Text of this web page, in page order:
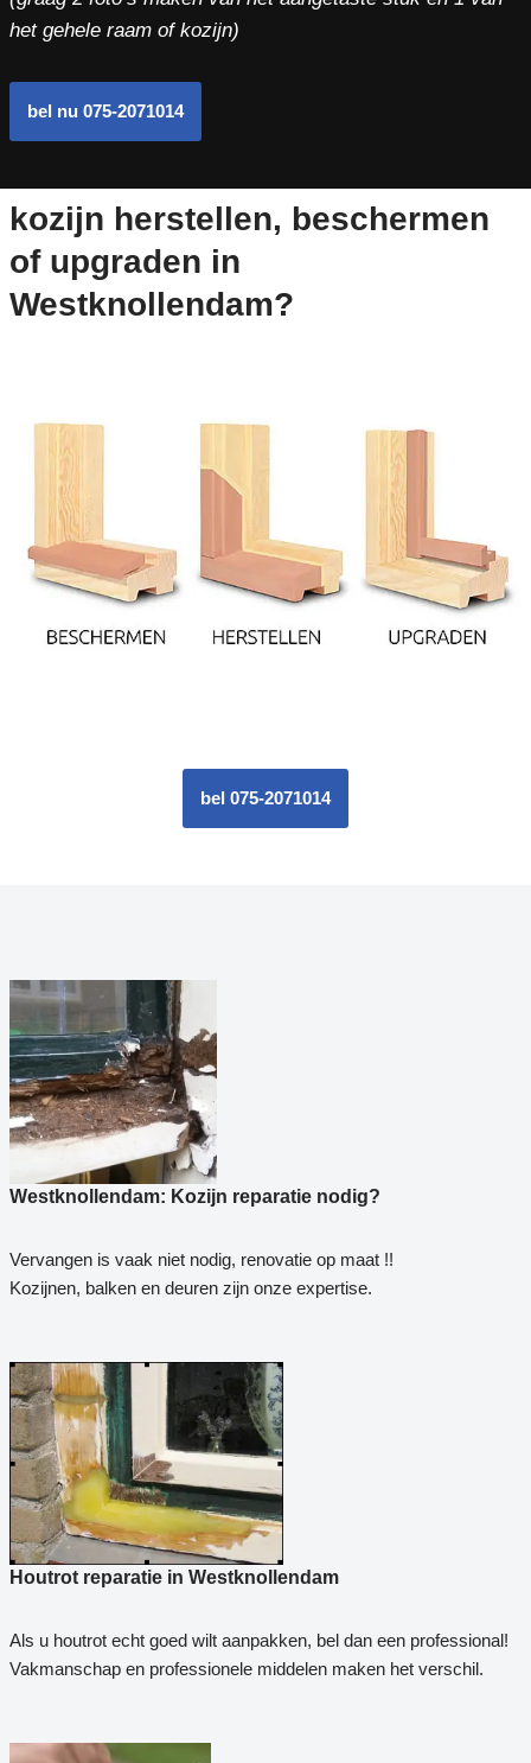
het gehele raam of kozijn)
bel nu 075-2071014
kozijn herstellen, beschermen
of upgraden in
Westknollendam?
bel 075-2071014
Westknollendam: Kozijn reparatie nodig?
Vervangen is vaak niet nodig, renovatie op maat !!
Kozijnen, balken en deuren zijn onze expertise.
Houtrot reparatie in Westknollendam
Als u houtrot echt goed wilt aanpakken, bel dan een professional!
Vakmanschap en professionele middelen maken het verschil.